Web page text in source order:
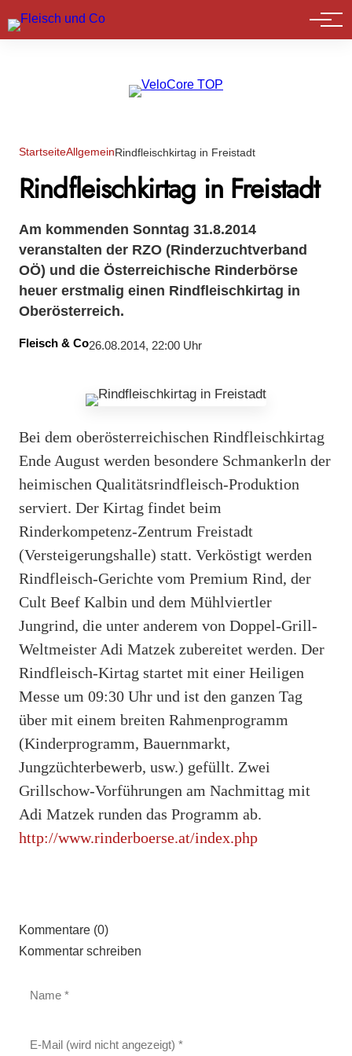
Marktführer
StartseiteAllgemeinRindfleischkirtag in Freistadt
Rindfleischkirtag in Freistadt
Am kommenden Sonntag 31.8.2014
veranstalten der RZO (Rinderzuchtverband
OÖ) und die Österreichische Rinderbörse
heuer erstmalig einen Rindfleischkirtag in
Oberösterreich.
Fleisch & Co26.08.2014, 22:00 Uhr
Bei dem oberösterreichischen Rindfleischkirtag
Ende August werden besondere Schmankerln der
heimischen Qualitätsrindfleisch-Produktion
serviert. Der Kirtag findet beim
Rinderkompetenz-Zentrum Freistadt
(Versteigerungshalle) statt. Verköstigt werden
Rindfleisch-Gerichte vom Premium Rind, der
Cult Beef Kalbin und dem Mühlviertler
Jungrind, die unter anderem von Doppel-Grill-
Weltmeister Adi Matzek zubereitet werden. Der
Rindfleisch-Kirtag startet mit einer Heiligen
Messe um 09:30 Uhr und ist den ganzen Tag
über mit einem breiten Rahmenprogramm
(Kinderprogramm, Bauernmarkt,
Jungzüchterbewerb, usw.) gefüllt. Zwei
Grillschow-Vorführungen am Nachmittag mit
Adi Matzek runden das Programm ab.
http://www.rinderboerse.at/index.php
Kommentare (0)
Kommentar schreiben